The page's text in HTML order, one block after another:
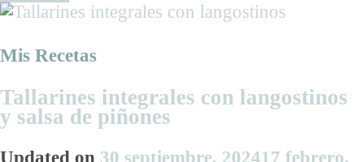
de
Indonesia
|
Arroz
especiado
Mis Recetas
Tallarines integrales con langostinos
y salsa de piñones
Updated on 30 septiembre, 202417 febrero,